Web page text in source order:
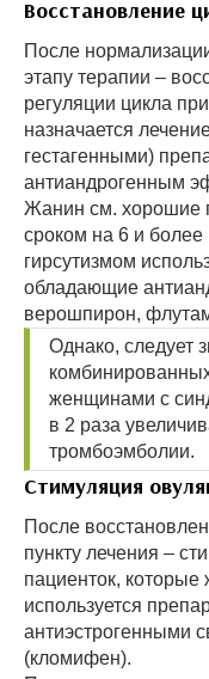
Восстановление
После
этапу терапии –
регуляции цикла
назначается
гестагенными)
антиандрогенным
Жанин см. хорошие
сроком на 6 и
гирсутизмом
обладающие
верошпирон,
Однако, следует
женщинами с
в 2 раза
тромбоэмболии.
Стимуляция
После
пункту лечения –
пациенток, которые
используется
антиэстрогенными
(кломифен).